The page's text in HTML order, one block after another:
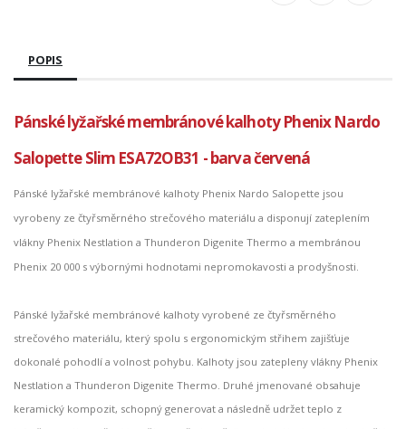
POPIS
Pánské lyžařské membránové kalhoty Phenix Nardo
Salopette Slim ESA72OB31 - barva červená
Pánské lyžařské membránové kalhoty Phenix Nardo Salopette jsou
vyrobeny ze čtyřsměrného strečového materiálu a disponují zateplením
vlákny Phenix Nestlation a Thunderon Digenite Thermo a membránou
Phenix 20 000 s výbornými hodnotami nepromokavosti a prodyšnosti.
Pánské lyžařské membránové kalhoty vyrobené ze čtyřsměrného
strečového materiálu, který spolu s ergonomickým střihem zajišťuje
dokonalé pohodlí a volnost pohybu. Kalhoty jsou zatepleny vlákny Phenix
Nestlation a Thunderon Digenite Thermo. Druhé jmenované obsahuje
keramický kompozit, schopný generovat a následně udržet teplo z